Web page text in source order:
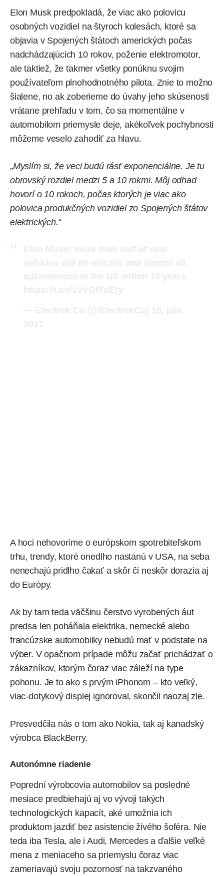
Elon Musk predpokladá, že viac ako polovicu
osobných vozidiel na štyroch kolesách, ktoré sa
objavia v Spojených štátoch amerických počas
nadchádzajúcich 10 rokov, poženie elektromotor,
ale taktiež, že takmer všetky ponúknu svojim
používateľom plnohodnotného pilota. Znie to možno
šialene, no ak zoberieme do úvahy jeho skúsenosti
vrátane prehľadu v tom, čo sa momentálne v
automobilom priemysle deje, akékoľvek pochybnosti
môžeme veselo zahodiť za hlavu.
„Myslím si, že veci budú rásť exponenciálne. Je tu
obrovský rozdiel medzi 5 a 10 rokmi. Môj odhad
hovorí o 10 rokoch, počas ktorých je viac ako
polovica produkčných vozidiel zo Spojených štátov
elektrických.“
A hoci nehovoríme o európskom spotrebiteľskom
trhu, trendy, ktoré onedlho nastanú v USA, na seba
nenechajú pridlho čakať a skôr či neskôr dorazia aj
do Európy.
Ak by tam teda väčšinu čerstvo vyrobených áut
predsa len poháňala elektrika, nemecké alebo
francúzske automobilky nebudú mať v podstate na
výber. V opačnom prípade môžu začať prichádzať o
zákazníkov, ktorým čoraz viac záleží na type
pohonu. Je to ako s prvým iPhonom – kto veľký,
viac-dotykový displej ignoroval, skončil naozaj zle.
Presvedčila nás o tom ako Nokia, tak aj kanadský
výrobca BlackBerry.
Autonómne riadenie
Poprední výrobcovia automobilov sa posledné
mesiace predbiehajú aj vo vývoji takých
technologických kapacít, aké umožnia ich
produktom jazdiť bez asistencie živého šoféra. Nie
teda iba Tesla, ale i Audi, Mercedes a ďalšie veľké
mena z meniaceho sa priemyslu čoraz viac
zameriavajú svoju pozornosť na takzvaného